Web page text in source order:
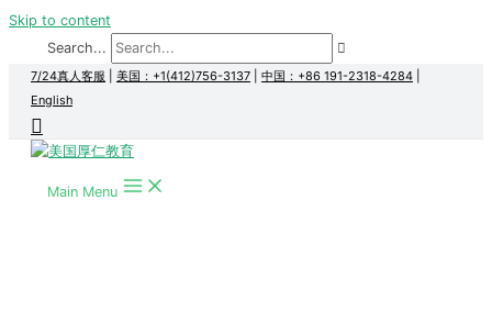
Skip to content
Search...
7/24真人客服 美国：+1(412)756-3137 中国：+86 191-2318-4284
English
Main Menu